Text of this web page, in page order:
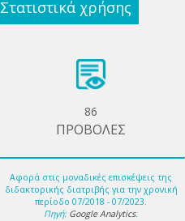
Στατιστικά χρήσης
86
ΠΡΟΒΟΛΕΣ
Αφορά στις μοναδικές επισκέψεις της
διδακτορικής διατριβής για την χρονική
περίοδο 07/2018 - 07/2023.
Πηγή: Google Analytics.